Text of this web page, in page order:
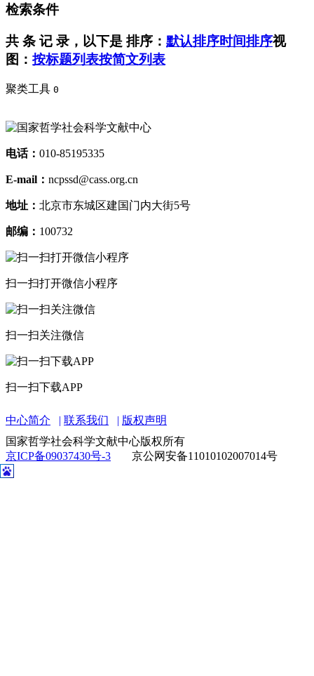
检索条件
共 条 记 录，以下是 排序： 默认排序时间排序视
图： 按标题列表按简文列表
聚类工具 0
电话： 010-85195335
E-mail： ncpssd@cass.org.cn
地址： 北京市东城区建国门内大街5号
邮编： 100732
扫一扫打开微信小程序
扫一扫关注微信
扫一扫下载APP
中心简介 联系我们
版权声明
国家哲学社会科学文献中心版权所有
京ICP备09037430号-3
京公网安备11010102007014号